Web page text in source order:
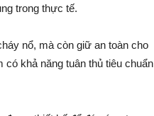
trong thực tế.
nổ, mà còn giữ an toàn cho
khả năng tuân thủ tiêu chuẩn